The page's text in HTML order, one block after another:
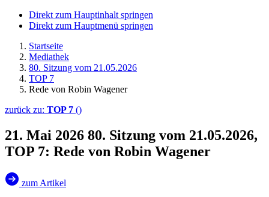
Direkt zum Hauptinhalt springen
Direkt zum Hauptmenü springen
Startseite
Mediathek
80. Sitzung vom 21.05.2026
TOP 7
Rede von Robin Wagener
zurück zu: TOP 7 ()
21. Mai 2026 80. Sitzung vom 21.05.2026,
TOP 7: Rede von Robin Wagener
zum Artikel